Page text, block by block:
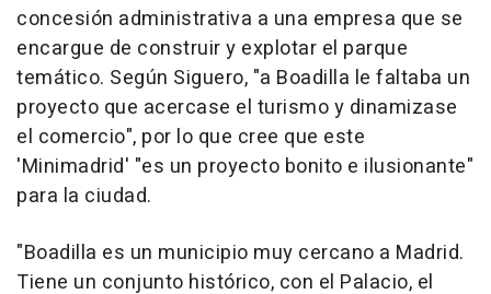
concesión administrativa a una empresa que se
encargue de construir y explotar el parque
temático. Según Siguero, "a Boadilla le faltaba un
proyecto que acercase el turismo y dinamizase
el comercio", por lo que cree que este
'Minimadrid' "es un proyecto bonito e ilusionante"
para la ciudad.
"Boadilla es un municipio muy cercano a Madrid.
Tiene un conjunto histórico, con el Palacio, el